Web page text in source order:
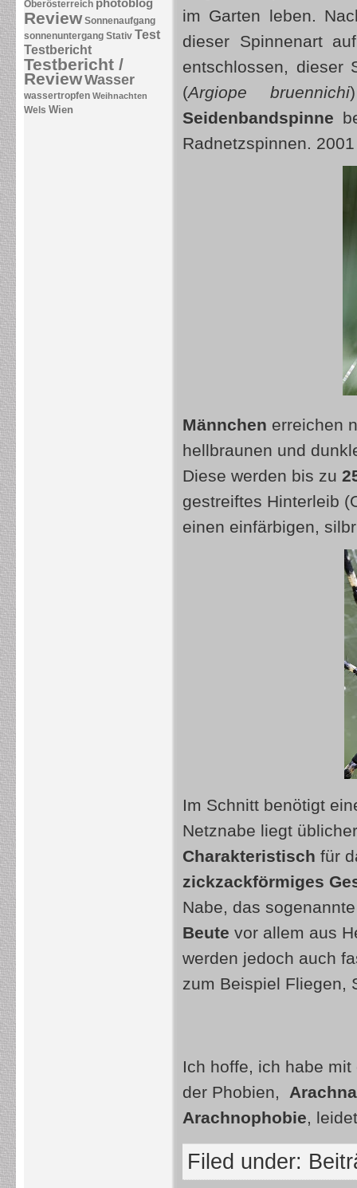
Oberösterreich photoblog
Review Sonnenaufgang
sonnenuntergang Stativ Test
Testbericht
Testbericht /
ReviewWasser
wassertropfen Weihnachten
Wels Wien
im Garten leben.
dieser Spinnenart
entschlossen, dieser
(Argiope bruennichi
Seidenbandspinne
Radnetzspinnen.
Männchen erreichen
hellbraunen und
Diese werden bis zu
gestreiftes Hinterleib
einen einfärbigen,
Im Schnitt benötigt
Netznabe liegt
Charakteristisch für
zickzackförmiges
Nabe, das
Beute vor allem aus
werden jedoch auch
zum Beispiel Fliegen,
Ich hoffe, ich habe
der Phobien,
Arachnophobie,
Filed under: